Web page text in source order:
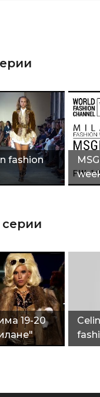
fashion
19-20